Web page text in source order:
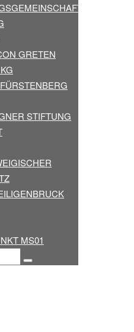
GRETEN
STIFTUNG
MS01